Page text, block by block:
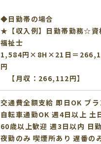
◆日勤帯の場合
★【収入例】日勤帯勤務☆
福祉士
1,584円×8H×21日＝
円
【月収：266,112円】
交通費全額支給 即日OK ブ
自転車通勤OK 週4日以上 土
60歳以上歓迎 週3日以内 日
夜勤のみ 喫煙所あり 遅番の